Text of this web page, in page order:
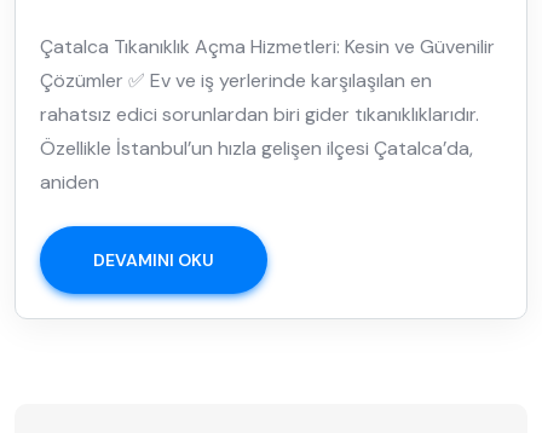
Çatalca Tıkanıklık Açma Hizmetleri: Kesin ve Güvenilir
Çözümler ✅ Ev ve iş yerlerinde karşılaşılan en
rahatsız edici sorunlardan biri gider tıkanıklıklarıdır.
Özellikle İstanbul’un hızla gelişen ilçesi Çatalca’da,
aniden
DEVAMINI OKU